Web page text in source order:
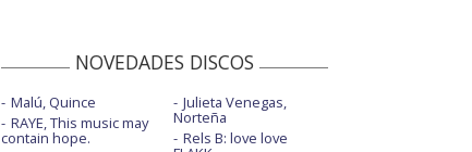
NOVEDADES DISCOS
Malú, Quince
RAYE, This music may
contain hope.
Julieta Venegas,
Norteña
Rels B: love love